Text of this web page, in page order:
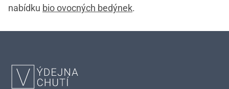
nabídku bio ovocných bedýnek.